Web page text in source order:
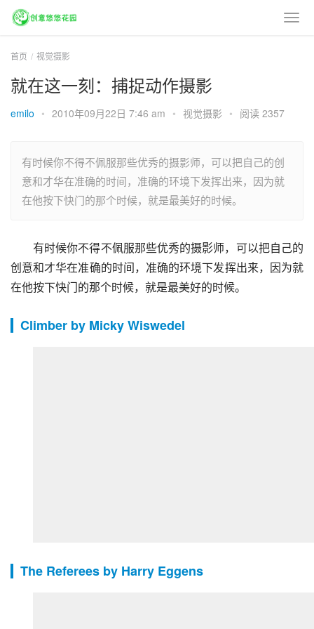
首页 视觉摄影
就在这一刻：捕捉动作摄影
emilo • 2010年09月22日 7:46 am • 视觉摄影 • 阅读 2357
有时候你不得不佩服那些优秀的摄影师，可以把自己的创
意和才华在准确的时间，准确的环境下发挥出来，因为就
在他按下快门的那个时候，就是最美好的时候。
有时候你不得不佩服那些优秀的摄影师，可以把自己的
创意和才华在准确的时间，准确的环境下发挥出来，因为就
在他按下快门的那个时候，就是最美好的时候。
Climber by Micky Wiswedel
The Referees by Harry Eggens